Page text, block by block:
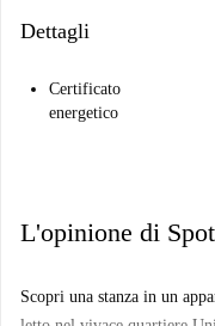
Dettagli
Certificato
energetico
L'opinione di
Scopri una stanza in un